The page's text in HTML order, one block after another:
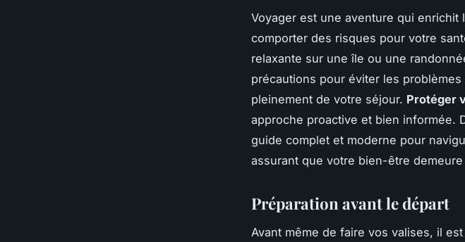
Voyager est une aventure qui enrichit
comporter des risques pour votre
relaxante sur une île ou une
précautions pour éviter les
pleinement de votre séjour. Protéger
approche proactive et bien informée.
guide complet et moderne pour
assurant que votre bien-être
Préparation avant le départ
Avant même de faire vos valises, il